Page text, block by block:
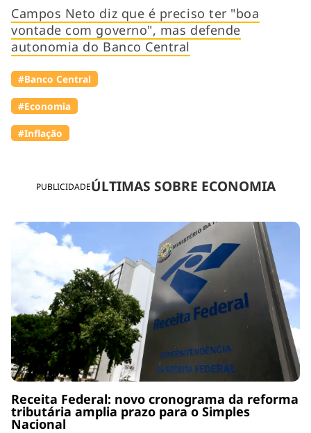
PUBLICIDADEÚLTIMAS SOBRE ECONOMIA
Receita Federal: novo cronograma da reforma
tributária amplia prazo para o Simples
Nacional
Campos Neto diz que é preciso ter "boa
vontade com governo", mas defende
autonomia do Banco Central
#Banco Central
#Economia
#Inflação